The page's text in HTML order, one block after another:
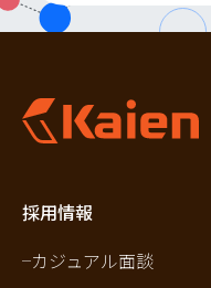
採用情報
カジュアル面談